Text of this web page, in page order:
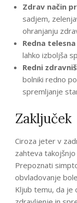
Zdrav način
sadjem,
ohranjanju
Redna
lahko izboljša
Redni
bolniki redno
spremljanje
Zaključek
Ciroza jeter v
zahteva
Prepoznati
obvladovanje
Kljub temu, da je